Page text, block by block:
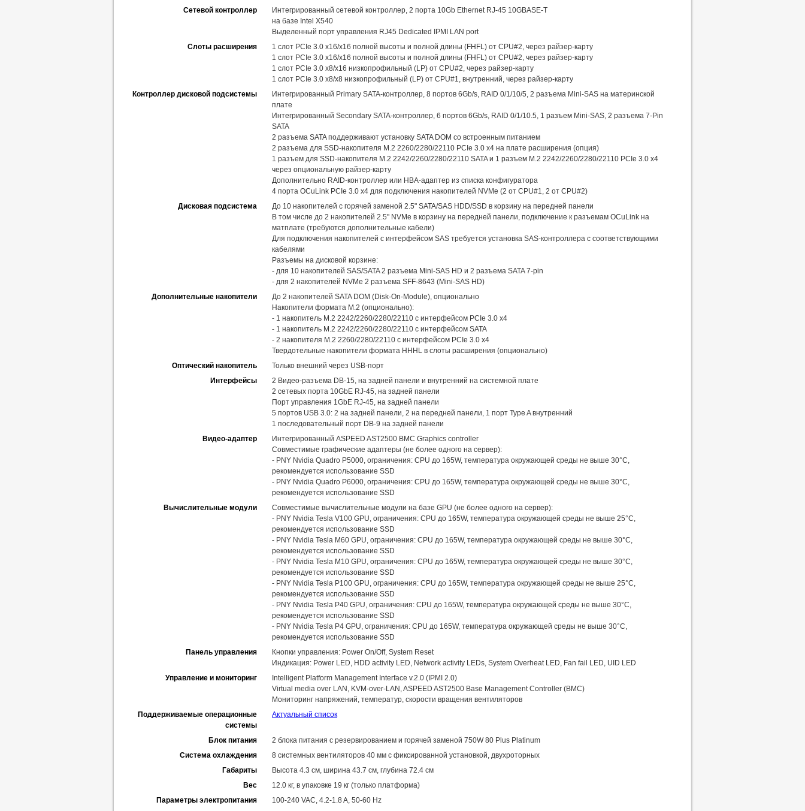
Сетевой контроллер
Интегрированный сетевой контроллер, 2 порта 10Gb Ethernet RJ-45 10GBASE-T
на базе Intel X540
Выделенный порт управления RJ45 Dedicated IPMI LAN port
Слоты расширения
1 слот PCIe 3.0 x16/x16 полной высоты и полной длины (FHFL) от CPU#2, через райзер-карту
1 слот PCIe 3.0 x16/x16 полной высоты и полной длины (FHFL) от CPU#2, через райзер-карту
1 слот PCIe 3.0 x8/x16 низкопрофильный (LP) от CPU#2, через райзер-карту
1 слот PCIe 3.0 x8/x8 низкопрофильный (LP) от CPU#1, внутренний, через райзер-карту
Контроллер дисковой подсистемы
Интегрированный Primary SATA-контроллер, 8 портов 6Gb/s, RAID 0/1/10/5, 2 разъема Mini-SAS на материнской
плате
Интегрированный Secondary SATA-контроллер, 6 портов 6Gb/s, RAID 0/1/10.5, 1 разъем Mini-SAS, 2 разъема 7-Pin
SATA
2 разъема SATA поддерживают установку SATA DOM со встроенным питанием
2 разъема для SSD-накопителя M.2 2260/2280/22110 PCIe 3.0 x4 на плате расширения (опция)
1 разъем для SSD-накопителя M.2 2242/2260/2280/22110 SATA и 1 разъем M.2 2242/2260/2280/22110 PCIe 3.0 x4
через опциональную райзер-карту
Дополнительно RAID-контроллер или HBA-адаптер из списка конфигуратора
4 порта OCuLink PCIe 3.0 x4 для подключения накопителей NVMe (2 от CPU#1, 2 от CPU#2)
Дисковая подсистема
До 10 накопителей с горячей заменой 2.5" SATA/SAS HDD/SSD в корзину на передней панели
В том числе до 2 накопителей 2.5" NVMe в корзину на передней панели, подключение к разъемам OCuLink на
матплате (требуются дополнительные кабели)
Для подключения накопителей с интерфейсом SAS требуется установка SAS-контроллера с соответствующими
кабелями
Разъемы на дисковой корзине:
- для 10 накопителей SAS/SATA 2 разъема Mini-SAS HD и 2 разъема SATA 7-pin
- для 2 накопителей NVMe 2 разъема SFF-8643 (Mini-SAS HD)
Дополнительные накопители
До 2 накопителей SATA DOM (Disk-On-Module), опционально
Накопители формата M.2 (опционально):
- 1 накопитель M.2 2242/2260/2280/22110 с интерфейсом PCIe 3.0 x4
- 1 накопитель M.2 2242/2260/2280/22110 с интерфейсом SATA
- 2 накопителя M.2 2260/2280/22110 с интерфейсом PCIe 3.0 x4
Твердотельные накопители формата HHHL в слоты расширения (опционально)
Оптический накопитель
Только внешний через USB-порт
Интерфейсы
2 Видео-разъема DB-15, на задней панели и внутренний на системной плате
2 сетевых порта 10GbE RJ-45, на задней панели
Порт управления 1GbE RJ-45, на задней панели
5 портов USB 3.0: 2 на задней панели, 2 на передней панели, 1 порт Type A внутренний
1 последовательный порт DB-9 на задней панели
Видео-адаптер
Интегрированный ASPEED AST2500 BMC Graphics controller
Совместимые графические адаптеры (не более одного на сервер):
- PNY Nvidia Quadro P5000, ограничения: CPU до 165W, температура окружающей среды не выше 30°C,
рекомендуется использование SSD
- PNY Nvidia Quadro P6000, ограничения: CPU до 165W, температура окружающей среды не выше 30°C,
рекомендуется использование SSD
Вычислительные модули
Совместимые вычислительные модули на базе GPU (не более одного на сервер):
- PNY Nvidia Tesla V100 GPU, ограничения: CPU до 165W, температура окружающей среды не выше 25°C,
рекомендуется использование SSD
- PNY Nvidia Tesla M60 GPU, ограничения: CPU до 165W, температура окружающей среды не выше 30°C,
рекомендуется использование SSD
- PNY Nvidia Tesla M10 GPU, ограничения: CPU до 165W, температура окружающей среды не выше 30°C,
рекомендуется использование SSD
- PNY Nvidia Tesla P100 GPU, ограничения: CPU до 165W, температура окружающей среды не выше 25°C,
рекомендуется использование SSD
- PNY Nvidia Tesla P40 GPU, ограничения: CPU до 165W, температура окружающей среды не выше 30°C,
рекомендуется использование SSD
- PNY Nvidia Tesla P4 GPU, ограничения: CPU до 165W, температура окружающей среды не выше 30°C,
рекомендуется использование SSD
Панель управления
Кнопки управления: Power On/Off, System Reset
Индикация: Power LED, HDD activity LED, Network activity LEDs, System Overheat LED, Fan fail LED, UID LED
Управление и мониторинг
Intelligent Platform Management Interface v.2.0 (IPMI 2.0)
Virtual media over LAN, KVM-over-LAN, ASPEED AST2500 Base Management Controller (BMC)
Мониторинг напряжений, температур, скорости вращения вентиляторов
Поддерживаемые операционные
системы
Актуальный список
Блок питания
2 блока питания с резервированием и горячей заменой 750W 80 Plus Platinum
Система охлаждения
8 системных вентиляторов 40 мм с фиксированной установкой, двухроторных
Габариты
Высота 4.3 см, ширина 43.7 см, глубина 72.4 см
Вес
12.0 кг, в упаковке 19 кг (только платформа)
Параметры электропитания
100-240 VAC, 4.2-1.8 A, 50-60 Hz